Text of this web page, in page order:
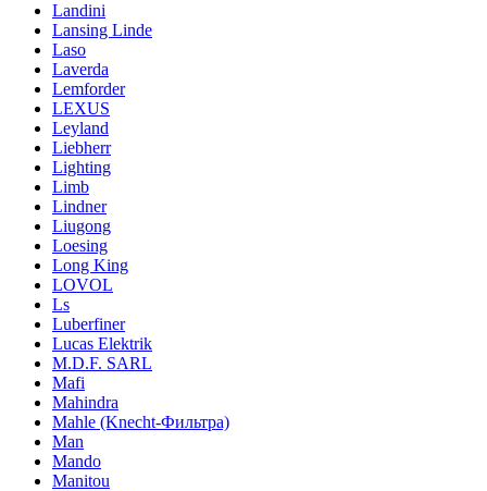
Landini
Lansing Linde
Laso
Laverda
Lemforder
LEXUS
Leyland
Liebherr
Lighting
Limb
Lindner
Liugong
Loesing
Long King
LOVOL
Ls
Luberfiner
Lucas Elektrik
M.D.F. SARL
Mafi
Mahindra
Mahle (Knecht-Фильтра)
Man
Mando
Manitou